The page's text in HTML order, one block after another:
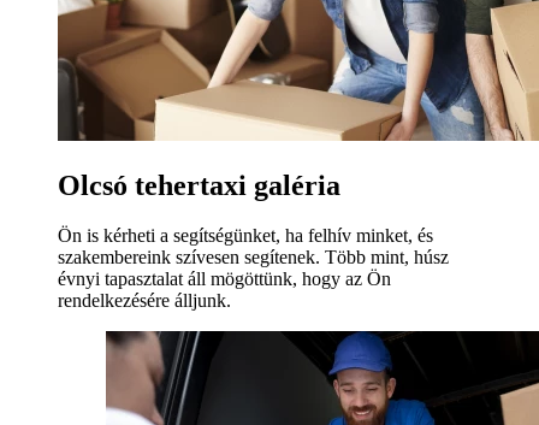
Olcsó tehertaxi galéria
Ön is kérheti a segítségünket, ha felhív minket, és
szakembereink szívesen segítenek. Több mint, húsz
évnyi tapasztalat áll mögöttünk, hogy az Ön
rendelkezésére álljunk.